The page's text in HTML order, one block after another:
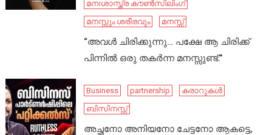
മനഃശാസ്ത്ര കൗൺസിലിംഗ്
മനസ്സും ശരീരവും
മനസ്സ്
“അവൾ ചിരിക്കുന്നു… പക്ഷേ ആ ചിരിക്ക്
പിന്നിൽ ഒരു തകർന്ന മനസ്സുണ്ട്.”
Business partnership
കരാറുകൾ
ബിസിനസ്സ്
അച്ഛനോ അനിയനോ ചേട്ടനോ ആകട്ടെ,